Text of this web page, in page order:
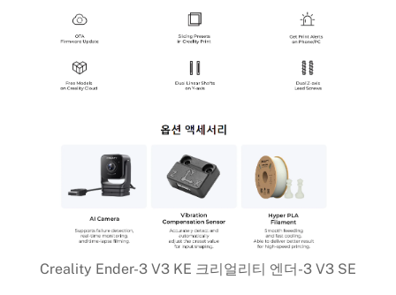
Creality Ender-3 V3 KE 크리얼리티 엔더-3 V3 SE